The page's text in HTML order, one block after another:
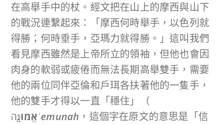
在高舉手中的杖。經文把在山上的摩西與山下
的戰況連繫起來：「摩西何時舉手，以色列就
得勝；何時垂手，亞瑪力就得勝。」這叫我們
看見摩西雖然是上帝所立的領袖，但他也會因
肉身的軟弱或疲倦而無法長期高舉雙手，需要
他的兩位同伴亞倫和戶珥各扶著他的一隻手，
他的雙手才得以一直「穩住」（
אֱמוּנָ֖ה ʾemunah ，這個字在原文的意思是「信